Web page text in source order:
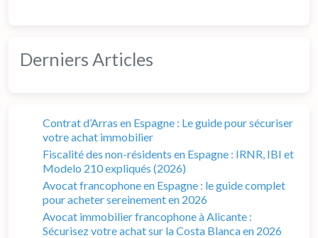
Derniers Articles
Contrat d’Arras en Espagne : Le guide pour sécuriser
votre achat immobilier
Fiscalité des non-résidents en Espagne : IRNR, IBI et
Modelo 210 expliqués (2026)
Avocat francophone en Espagne : le guide complet
pour acheter sereinement en 2026
Avocat immobilier francophone à Alicante :
Sécurisez votre achat sur la Costa Blanca en 2026